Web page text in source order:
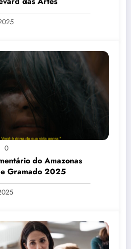
0
do Amazonas
Gramado 2025